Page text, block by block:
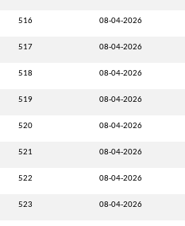
516 08-04-2026
517 08-04-2026
518 08-04-2026
519 08-04-2026
520 08-04-2026
521 08-04-2026
522 08-04-2026
523 08-04-2026